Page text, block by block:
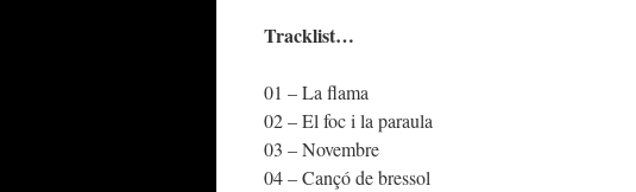
Tracklist…
01 – La flama
02 – El foc i la paraula
03 – Novembre
04 – Cançó de bressol